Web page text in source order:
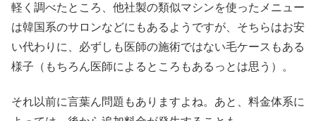
軽く調べたところ、他社製の類似マシンを使ったメニュー
は韓国系のサロンなどにもあるようですが、そちらはお安
い代わりに、必ずしも医師の施術ではない毛ケースもある
様子（もちろん医師によるところもあるっとは思う）。
それ以前に言葉ん問題もありますよね。あと、料金体系に